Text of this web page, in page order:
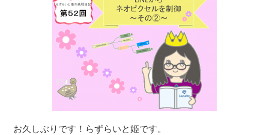
お久しぶりです！らずらいと姫です。